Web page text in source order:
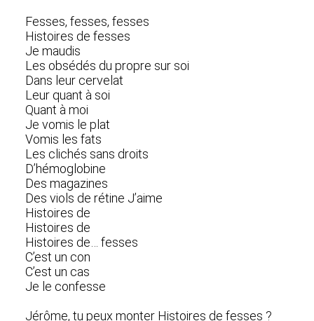
Fesses, fesses, fesses
Histoires de fesses
Je maudis
Les obsédés du propre sur soi
Dans leur cervelat
Leur quant à soi
Quant à moi
Je vomis le plat
Vomis les fats
Les clichés sans droits
D’hémoglobine
Des magazines
Des viols de rétine J’aime
Histoires de
Histoires de
Histoires de… fesses
C’est un con
C’est un cas
Je le confesse
Jérôme, tu peux monter Histoires de fesses ?